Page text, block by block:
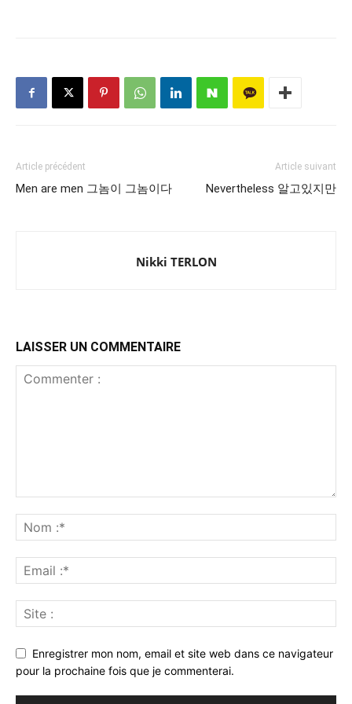
Article précédent
Men are men 그놈이 그놈이다
Article suivant
Nevertheless 알고있지만
Nikki TERLON
LAISSER UN COMMENTAIRE
Enregistrer mon nom, email et site web dans ce navigateur
pour la prochaine fois que je commenterai.